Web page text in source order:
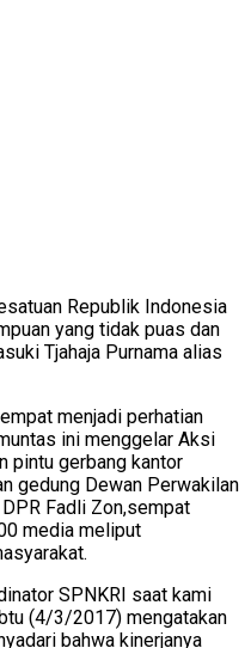
Republik Indonesia
yang tidak puas dan
Tjahaja Purnama alias
menjadi perhatian
ini menggelar Aksi
pintu gerbang kantor
gedung Dewan Perwakilan
Fadli Zon,sempat
media meliput
SPNKRI saat kami
(4/3/2017) mengatakan
bahwa kinerjanya